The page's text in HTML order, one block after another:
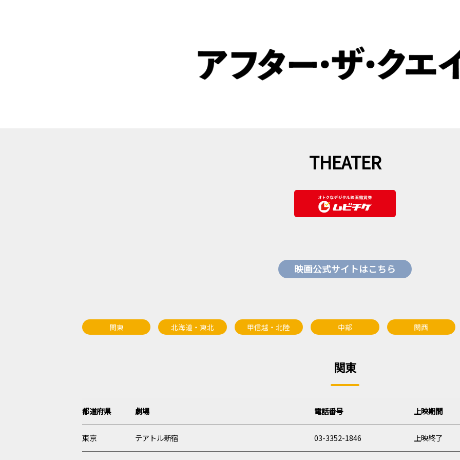
THEATER
映画公式サイトはこちら
関東 北海道・東北 甲信越・北陸 中部 関西
関東
都道府県 劇場 電話番号 上映期間
東京 テアトル新宿 03-3352-1846 上映終了